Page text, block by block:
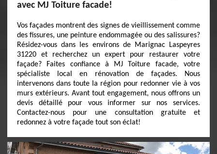
avec MJ Toiture facade!
Vos façades montrent des signes de vieillissement comme
des fissures, une peinture endommagée ou des salissures?
Résidez-vous dans les environs de Marignac Laspeyres
31220 et recherchez un expert pour restaurer votre
façade? Faites confiance à MJ Toiture facade, votre
spécialiste local en rénovation de façades. Nous
intervenons dans toute la région pour redonner vie à vos
murs extérieurs. Avant tout engagement, nous offrons un
devis détaillé pour vous informer sur nos services.
Contactez-nous pour une consultation gratuite et
redonnez à votre façade tout son éclat!